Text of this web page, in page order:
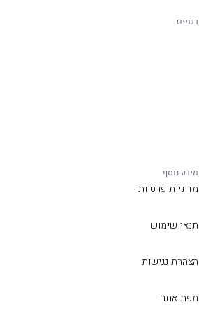
דגמים
מידע נוסף
מדיניות פרטיות
תנאי שימוש
הצהרת נגישות
מפת אתר